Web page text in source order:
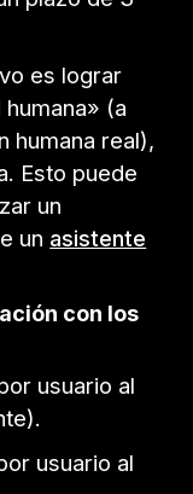
es lograr
(a
humana real),
Esto puede
un
un asistente
con los
usuario al
usuario al